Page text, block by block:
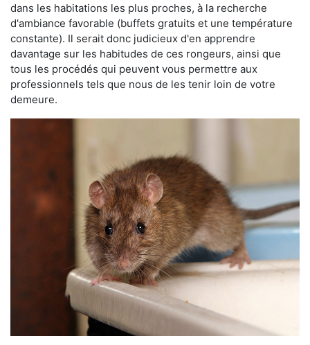
dans les habitations les plus proches, à la recherche
d'ambiance favorable (buffets gratuits et une température
constante). Il serait donc judicieux d'en apprendre
davantage sur les habitudes de ces rongeurs, ainsi que
tous les procédés qui peuvent vous permettre aux
professionnels tels que nous de les tenir loin de votre
demeure.